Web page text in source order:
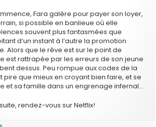
Fara galère pour payer son loyer,
si possible en banlieue où elle
souvent plus fantasmées que
d’un instant à l’autre la promotion
Alors que le rêve est sur le point de
est rattrapée par les erreurs de son jeune
dessus. Peu rompue aux codes de la
pire que mieux en croyant bien faire, et se
et sa famille dans un engrenage infernal…
rendez-vous sur Netflix!